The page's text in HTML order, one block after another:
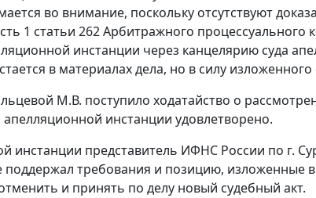
во внимание, поскольку отсутствуют
1 статьи 262Арбитражного процессуального
инстанции через канцелярию суда
в материалах дела, но в силу
М.В. поступило ходатайство о
инстанции удовлетворено.
инстанции представитель ИФНС России по г.
требования и позицию, изложенные
и принять по делу новый судебный акт.